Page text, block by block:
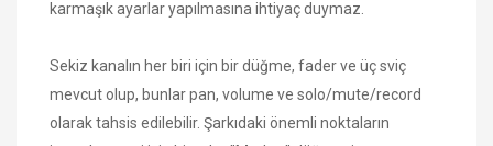
karmaşık ayarlar yapılmasına ihtiyaç duymaz.
Sekiz kanalın her biri için bir düğme, fader ve üç sviç
mevcut olup, bunlar pan, volume ve solo/mute/record
olarak tahsis edilebilir. Şarkıdaki önemli noktaların